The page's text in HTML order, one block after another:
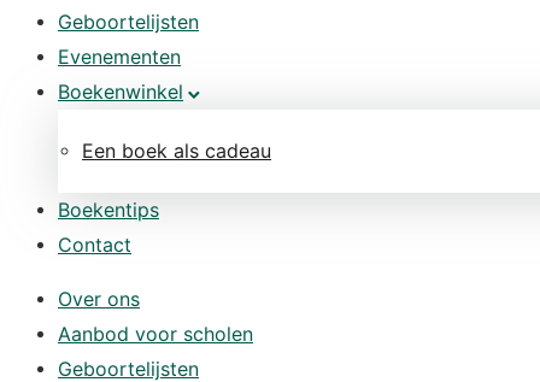
Geboortelijsten
Evenementen
Boekenwinkel
Een boek als cadeau
Boekentips
Contact
Over ons
Aanbod voor scholen
Geboortelijsten